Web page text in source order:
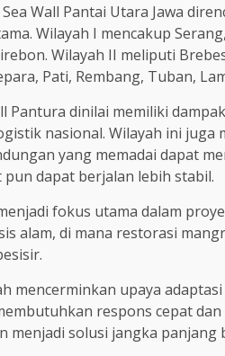
Wall Pantai Utara Jawa
Wilayah I mencakup
Wilayah II meliputi
Pati, Rembang, Tuban,
Pantura dinilai memiliki
nasional. Wilayah ini
yang memadai dapat
dapat berjalan lebih stabil.
fokus utama dalam
alam, di mana restorasi
mencerminkan upaya
respons cepat
menjadi solusi jangka panjang